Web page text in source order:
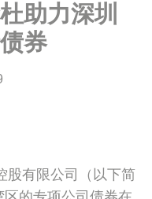
助力深圳
券
股有限公司（以下简